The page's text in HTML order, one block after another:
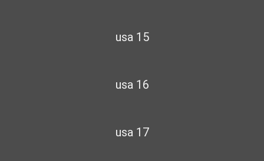
usa 15
usa 16
usa 17